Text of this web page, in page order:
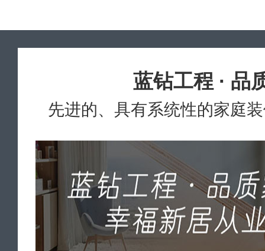
蓝钻工程 · 品
先进的、具有系统性的家庭